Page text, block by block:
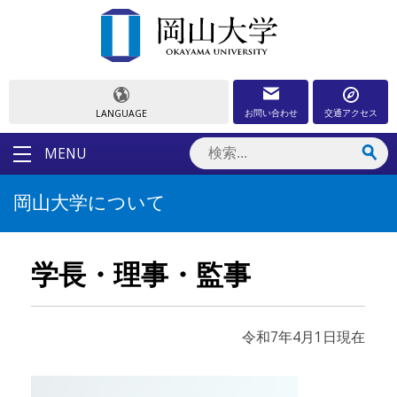
LANGUAGE お問い合わせ 交通アクセス
MENU
岡山大学について
学長・理事・監事
令和7年4月1日現在